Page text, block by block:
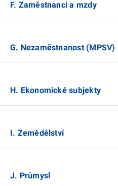
F. Zaměstnanci a mzdy
G. Nezaměstnanost (MPSV)
H. Ekonomické subjekty
I. Zemědělství
J. Průmysl